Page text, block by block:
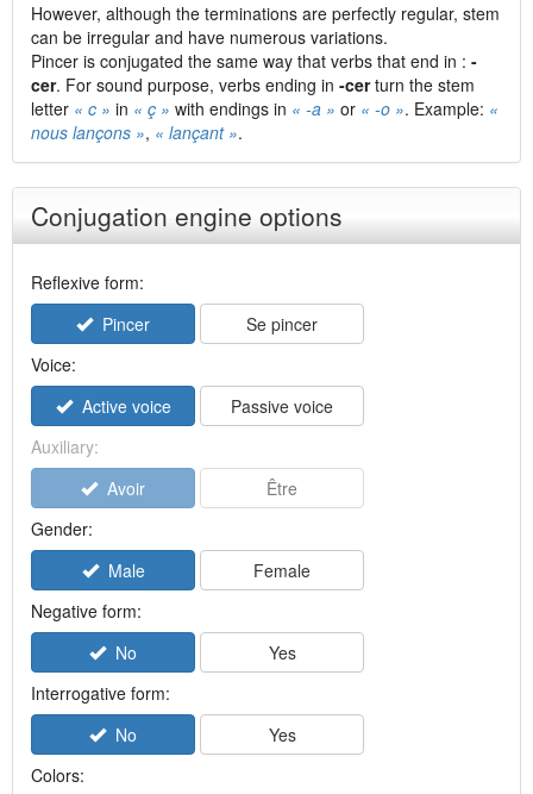
However, although the terminations are perfectly regular, stem
can be irregular and have numerous variations.
Pincer is conjugated the same way that verbs that end in : -
cer. For sound purpose, verbs ending in -certurn the stem
letter « c » in « ç » with endings in « -a » or « -o ». Example: «
nous lançons », « lançant ».
Conjugation engine options
Reflexive form:
Pincer
Se pincer
Voice:
Active voice
Passive voice
Auxiliary:
Avoir
Être
Gender:
Male
Female
Negative form:
No
Yes
Interrogative form:
No
Yes
Colors: